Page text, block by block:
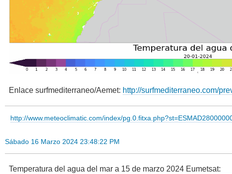
Enlace surfmediterraneo/Aemet: http://surfmediterraneo.com/
http://www.meteoclimatic.com/index/
Sábado 16 Marzo 2024 23:48:22 PM
Temperatura del agua del mar a 15 de marzo 2024 Eumetsat: